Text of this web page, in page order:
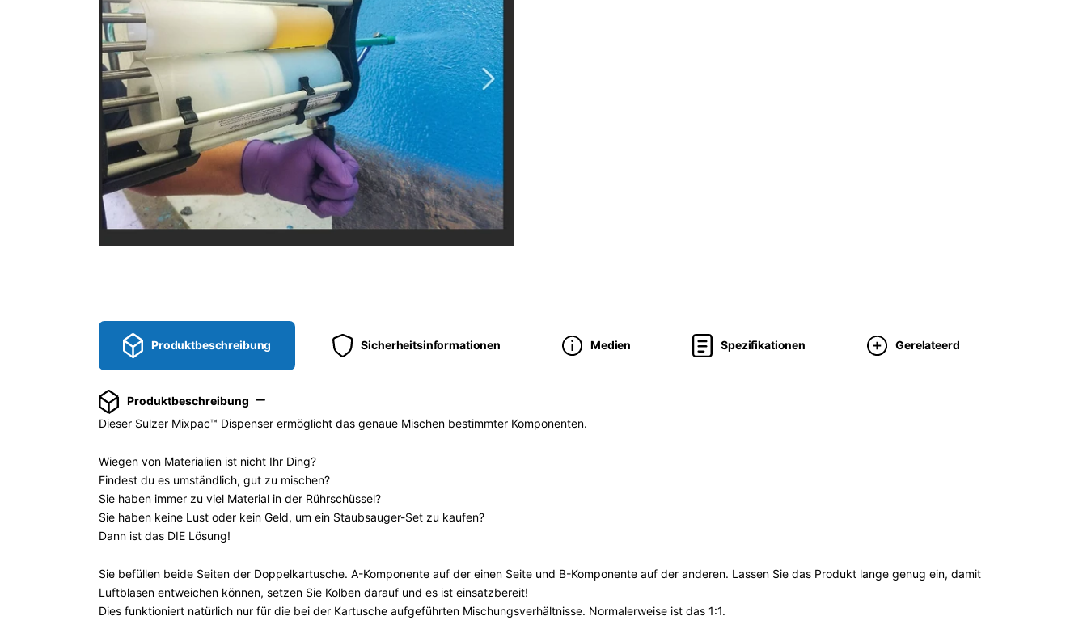
Produktbeschreibung Sicherheitsinformationen Medien Spezifikationen Gerelateerd
Produktbeschreibung
Dieser Sulzer Mixpac™ Dispenser ermöglicht das genaue Mischen bestimmter Komponenten.
Wiegen von Materialien ist nicht Ihr Ding?
Findest du es umständlich, gut zu mischen?
Sie haben immer zu viel Material in der Rührschüssel?
Sie haben keine Lust oder kein Geld, um ein Staubsauger-Set zu kaufen?
Dann ist das DIE Lösung!
Sie befüllen beide Seiten der Doppelkartusche. A-Komponente auf der einen Seite und B-Komponente auf der anderen. Lassen Sie das Produkt lange genug ein, damit
Luftblasen entweichen können, setzen Sie Kolben darauf und es ist einsatzbereit!
Dies funktioniert natürlich nur für die bei der Kartusche aufgeführten Mischungsverhältnisse. Normalerweise ist das 1:1.